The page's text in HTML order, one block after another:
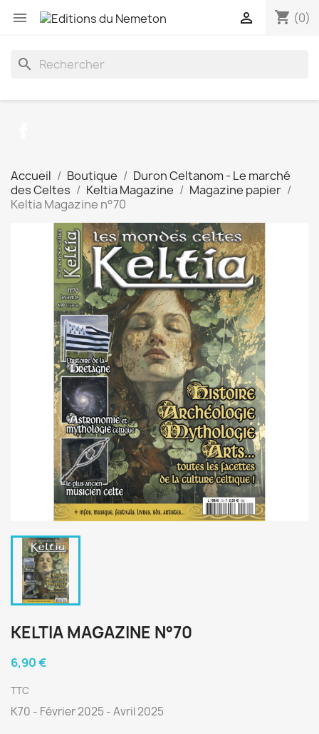
 shopping_cart (0)

search
Accueil Boutique
Duron Celtanom - Le marché
des Celtes
Keltia Magazine
Magazine papier
Keltia Magazine n°70
KELTIA MAGAZINE N°70
6,90 €
TTC
K70 - Février 2025 - Avril 2025